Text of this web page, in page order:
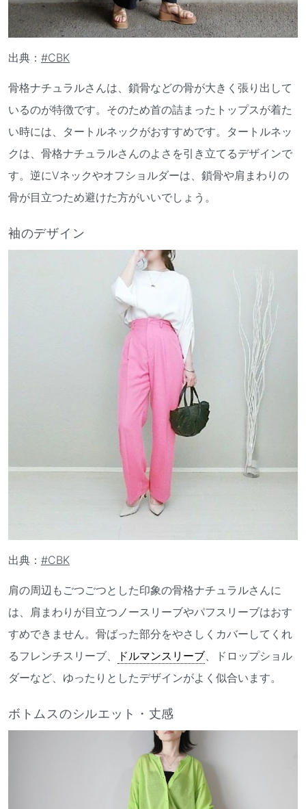
出典： #CBK
骨格ナチュラルさんは、鎖骨などの骨が大きく張り出して
いるのが特徴です。そのため首の詰まったトップスが着た
い時には、タートルネックがおすすめです。タートルネッ
クは、骨格ナチュラルさんのよさを引き立てるデザインで
す。逆にVネックやオフショルダーは、鎖骨や肩まわりの
骨が目立つため避けた方がいいでしょう。
袖のデザイン
出典： #CBK
肩の周辺もごつごつとした印象の骨格ナチュラルさんに
は、肩まわりが目立つノースリーブやパフスリーブはおす
すめできません。骨ばった部分をやさしくカバーしてくれ
るフレンチスリーブ、
ドルマンスリーブ、ドロップショル
ダーなど、ゆったりとしたデザインがよく似合います。
ボトムスのシルエット・丈感